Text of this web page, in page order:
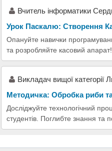
Вчитель інформатики
Урок Паскалю: Створення
Опануйте навички
та розробляйте касовий апарат!
Викладач вищої категорії
Методичка: Обробка риби
Досліджуйте технологічний
студентів. Поглибте знання та